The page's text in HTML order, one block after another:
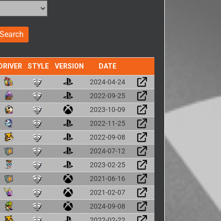
STYLE VERSION
DATE
2024-04-24
2022-09-25
2023-10-09
2022-11-25
2022-09-08
2024-07-12
2023-02-25
2021-06-16
2021-02-07
2024-09-08